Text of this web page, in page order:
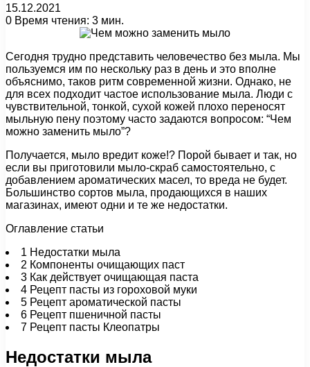
15.12.2021
0 Время чтения: 3 мин.
Сегодня трудно представить человечество без мыла. Мы
пользуемся им по нескольку раз в день и это вполне
объяснимо, таков ритм современной жизни. Однако, не
для всех подходит частое использование мыла. Люди с
чувствительной, тонкой, сухой кожей плохо переносят
мыльную пену поэтому часто задаются вопросом: “Чем
можно заменить мыло”?
Получается, мыло вредит коже!? Порой бывает и так, но
если вы приготовили мыло-скраб самостоятельно, с
добавлением ароматических масел, то вреда не будет.
Большинство сортов мыла, продающихся в наших
магазинах, имеют одни и те же недостатки.
Оглавление статьи
1 Недостатки мыла
2 Компоненты очищающих паст
3 Как действует очищающая паста
4 Рецепт пасты из гороховой муки
5 Рецепт ароматической пасты
6 Рецепт пшеничной пасты
7 Рецепт пасты Клеопатры
Недостатки мыла